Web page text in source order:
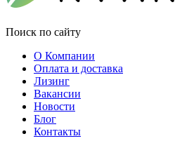
Поиск по сайту
О Компании
Оплата и доставка
Лизинг
Вакансии
Новости
Блог
Контакты